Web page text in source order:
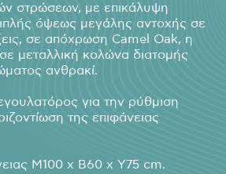
στρώσεων, με επικάλυψη
όψεως μεγάλης αντοχής σε
σε απόχρωση Camel Oak, η
μεταλλική κολώνα διατομής
ανθρακί.
για την ρύθμιση
της επιφάνειας
Μ100 x Β60 x Υ75 cm.